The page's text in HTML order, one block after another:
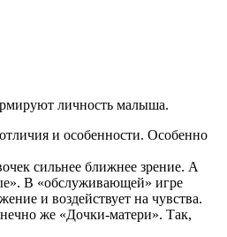
личность малыша.
и особенности. Особенно
сильнее ближнее зрение. А
В «обслуживающей» игре
и воздействует на чувства.
же «Дочки-матери». Так,